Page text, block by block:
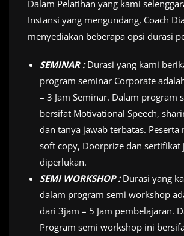
Dalam Pelatihan yang kami
Instansi yang mengundang, Coach
menyediakan beberapa opsi durasi
SEMINAR :Durasi yang kami
program seminar Corporate
– 3 Jam Seminar. Dalam program
bersifat Motivational Speech,
dan tanya jawab terbatas. Peserta
soft copy, Doorprize dan sertifikat
diperlukan.
SEMI WORKSHOP :Durasi yang
dalam program semi workshop
dari 3jam – 5 Jam pembelajaran.
Program semi workshop ini